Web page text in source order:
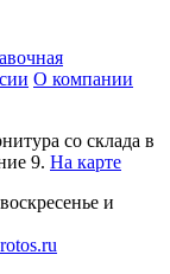
О компании
со склада в
9. На карте
и